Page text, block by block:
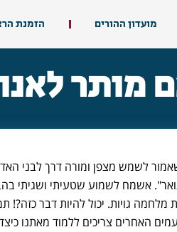
מועדון ההורים הזמנת
מותר
לשמש מצפן ומורה דרך לבני
אשמח לשמוע שטעיתי ושגיתי
גויות. יכול להיות דבר כזה?!
האחרים צריכים ללמוד מאתנו